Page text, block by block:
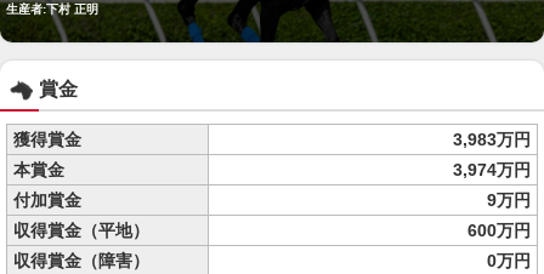
生産者:下村 正明
賞金
獲得賞金
3,983万円
本賞金
3,974万円
付加賞金
9万円
収得賞金（平地）
600万円
収得賞金（障害）
0万円